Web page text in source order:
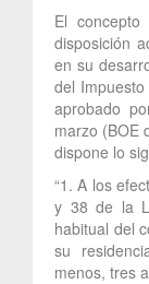
El
disposición
en su
del
aprobado
marzo (BOE
dispone lo
“1. A los
y 38 de la
habitual del
su
menos, tres